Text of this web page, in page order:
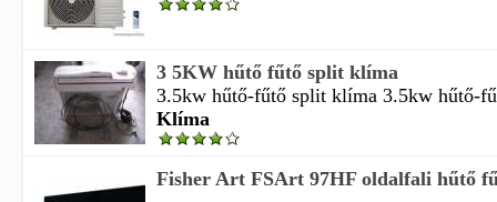
3 5KW hűtő fűtő split klíma
3.5kw hűtő-fűtő split klíma 3.5kw hűtő-
Klíma
Fisher Art FSArt 97HF oldalfali hűtő